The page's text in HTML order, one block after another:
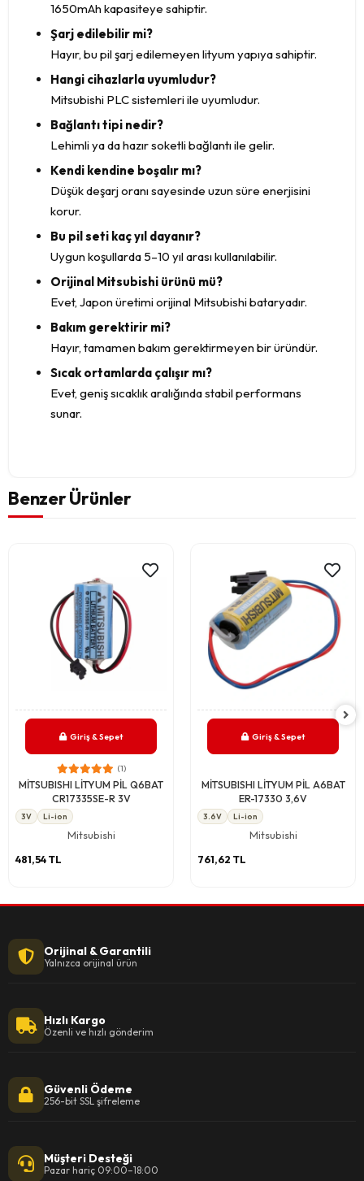
1650mAh kapasiteye sahiptir.
Şarj edilebilir mi?
Hayır, bu pil şarj edilemeyen lityum yapıya sahiptir.
Hangi cihazlarla uyumludur?
Mitsubishi PLC sistemleri ile uyumludur.
Bağlantı tipi nedir?
Lehimli ya da hazır soketli bağlantı ile gelir.
Kendi kendine boşalır mı?
Düşük deşarj oranı sayesinde uzun süre enerjisini
korur.
Bu pil seti kaç yıl dayanır?
Uygun koşullarda 5–10 yıl arası kullanılabilir.
Orijinal Mitsubishi ürünü mü?
Evet, Japon üretimi orijinal Mitsubishi bataryadır.
Bakım gerektirir mi?
Hayır, tamamen bakım gerektirmeyen bir üründür.
Sıcak ortamlarda çalışır mı?
Evet, geniş sıcaklık aralığında stabil performans
sunar.
Benzer Ürünler
Giriş & Sepet
(1)
MİTSUBISHI LİTYUM PİL Q6BAT
CR17335SE-R 3V
3V Li-ion
Mitsubishi
481,54 TL
Giriş & Sepet
MİTSUBISHI LİTYUM PİL A6BAT
ER-17330 3,6V
3.6V Li-ion
Mitsubishi
761,62 TL
Orijinal & Garantili
Yalnızca orijinal ürün
Hızlı Kargo
Özenli ve hızlı gönderim
Güvenli Ödeme
256-bit SSL şifreleme
Müşteri Desteği
Pazar hariç 09:00–18:00